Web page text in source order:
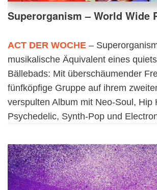
Superorganism – World Wide
ACT DER WOCHE –
musikalische Äquivalent eines
Bällebads: Mit überschäumender
fünfköpfige Gruppe auf ihrem
verspulten Album mit Neo-Soul, Hip
Psychedelic, Synth-Pop und